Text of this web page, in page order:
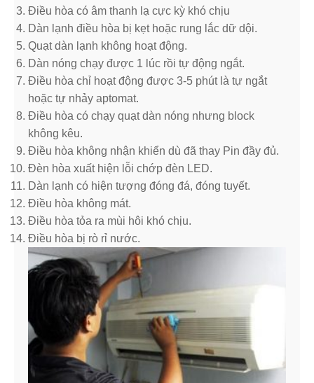
Điều hòa có âm thanh lạ cực kỳ khó chịu
Dàn lạnh điều hòa bị kẹt hoặc rung lắc dữ dội.
Quạt dàn lạnh không hoạt động.
Dàn nóng chạy được 1 lúc rồi tự động ngắt.
Điều hòa chỉ hoạt động được 3-5 phút là tự ngắt
hoặc tự nhảy aptomat.
Điều hòa có chạy quạt dàn nóng nhưng block
không kêu.
Điều hòa không nhận khiển dù đã thay Pin đầy đủ.
Đèn hòa xuất hiện lỗi chớp đèn LED.
Dàn lạnh có hiện tượng đóng đá, đóng tuyết.
Điều hòa không mát.
Điều hòa tỏa ra mùi hôi khó chịu.
Điều hòa bị rò rỉ nước.